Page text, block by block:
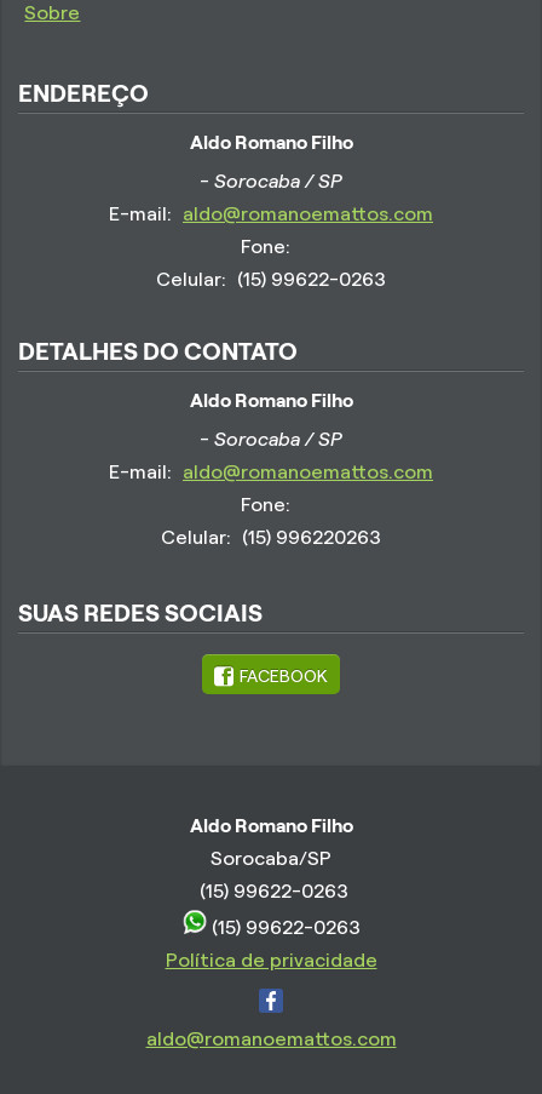
Sobre
ENDEREÇO
Aldo Romano Filho
- Sorocaba / SP
E-mail:
aldo@romanoemattos.com
Fone:
Celular:
(15) 99622-0263
DETALHES DO CONTATO
Aldo Romano Filho
- Sorocaba / SP
E-mail:
aldo@romanoemattos.com
Fone:
Celular:
(15) 996220263
SUAS REDES SOCIAIS
FACEBOOK
Aldo Romano Filho
Sorocaba/SP
(15) 99622-0263
(15) 99622-0263
Política de privacidade
aldo@romanoemattos.com